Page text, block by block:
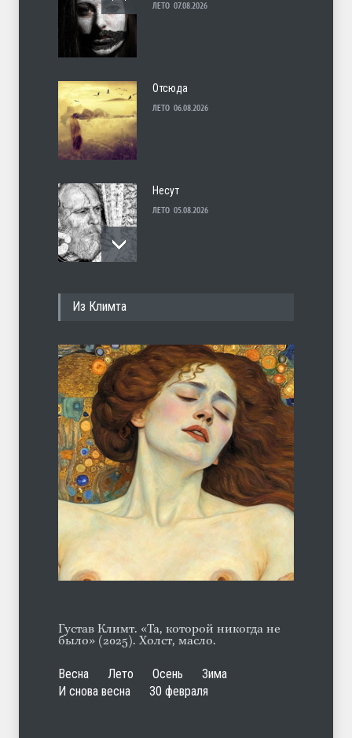
ЛЕТО 07.08.2026
Отсюда
ЛЕТО 06.08.2026
Несут
ЛЕТО 05.08.2026
С теплотой
ЛЕТО 03.08.2026
Марципан (из Агнии Барто)
ЛЕТО 31.07.2026
Из Климта
Густав Климт. «Та, которой никогда не
было» (2025). Холст, масло.
Весна Лето Осень
Зима
И снова весна
30 февраля